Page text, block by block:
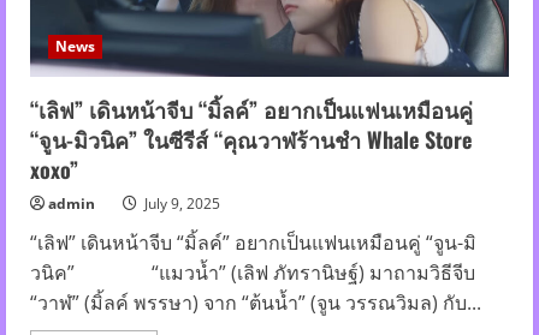
News
“เลิฟ” เดินหน้าจีบ “มิ้ลค์” อยากเป็นแฟนเหมือนคู่
“จูน-มิวนิค” ในซีรีส์ “คุณวาฬร้านชำ Whale Store
xoxo”
admin July 9, 2025
“เลิฟ” เดินหน้าจีบ “มิ้ลค์” อยากเป็นแฟนเหมือนคู่ “จูน-มิ
วนิค” “แมวน้ำ” (เลิฟ ภัทรานิษฐ์) มาถามวิธีจีบ
“วาฬ” (มิ้ลค์ พรรษา) จาก “ต้นน้ำ” (จูน วรรณวิมล) กับ...